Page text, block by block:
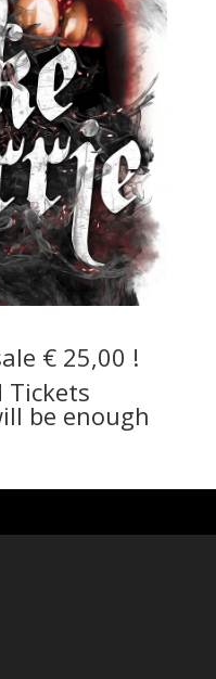
€ 25,00 !
Tickets
be enough